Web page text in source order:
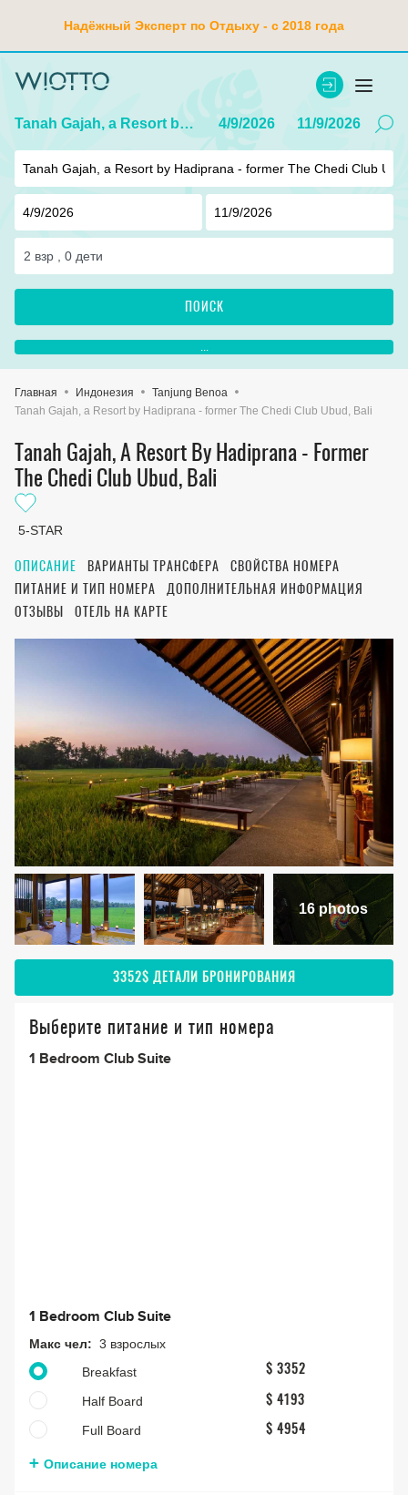
Надёжный Эксперт по Отдыху - с 2018 года
Tanah Gajah, a Resort by Hadiprana - former The Chedi Club Ubud, Bali 4/9/2026 11/9/2026
2 взр , 0 дети
ПОИСК
...
Главная Индонезия
Tanjung Benoa
Tanah Gajah, a Resort by Hadiprana - former The Chedi Club Ubud, Bali
Tanah Gajah, A Resort By Hadiprana - Former
The Chedi Club Ubud, Bali
5-STAR
ОПИСАНИЕ ВАРИАНТЫ ТРАНСФЕРА
СВОЙСТВА НОМЕРА
ПИТАНИЕ И ТИП НОМЕРА
ДОПОЛНИТЕЛЬНАЯ ИНФОРМАЦИЯ
ОТЗЫВЫ
ОТЕЛЬ НА КАРТЕ
16 photos
3352$ ДЕТАЛИ БРОНИРОВАНИЯ
Выберите питание и тип номера
1 Bedroom Club Suite
1 Bedroom Club Suite
Макс чел: 3 взрослых
Breakfast
$ 3352
Half Board $ 4193
Full Board $ 4954
Описание номера